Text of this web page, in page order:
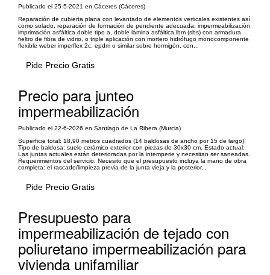
Publicado el 25-5-2021 en Cáceres (Cáceres)
Reparación de cubierta plana con levantado de elementos verticales existentes así
como solado, reparación de formación de pendiente adecuada, impermeabilización
imprimación asfáltica doble tipo a, doble lámina asfáltica lbm (sbs) con armadura
fieltro de fibra de vidrio, o triple aplicación con mortero hidrófugo monocomponente
flexible weber imperflex 2c, epdm o similar sobre hormigón, con...
Pide Precio Gratis
Precio para junteo
impermeabilización
Publicado el 22-6-2026 en Santiago de La Ribera (Murcia)
Superficie total: 18,90 metros cuadrados (14 baldosas de ancho por 15 de largo).
Tipo de baldosa: suelo cerámico exterior con piezas de 30x30 cm. Estado actual:
Las juntas actuales están deterioradas por la intemperie y necesitan ser saneadas.
Requerimientos del servicio: Necesito que el presupuesto incluya la mano de obra
completa: el rascado/limpieza previa de la junta vieja y la posterior...
Pide Precio Gratis
Presupuesto para
impermeabilización de tejado con
poliuretano impermeabilización para
vivienda unifamiliar